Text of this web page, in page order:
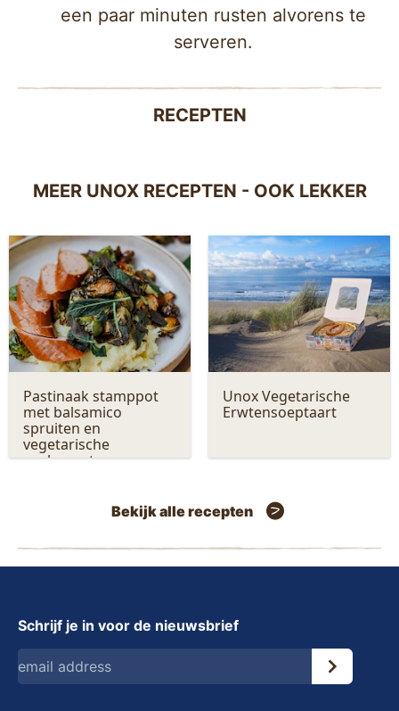
een paar minuten rusten alvorens te
serveren.
RECEPTEN
MEER UNOX RECEPTEN - OOK LEKKER
Pastinaak stamppot
met balsamico
spruiten en
vegetarische
rookworst
Unox Vegetarische
Erwtensoeptaart
Bekijk alle recepten
Schrijf je in voor de nieuwsbrief